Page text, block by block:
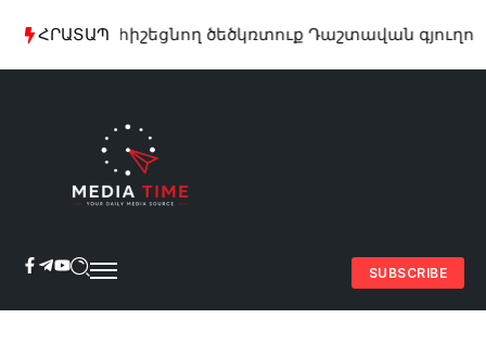
ՀՐԱՏԱՊհիշեցնող ծեծկռտուք Դաշտավան գյուղում.
SUBSCRIBE